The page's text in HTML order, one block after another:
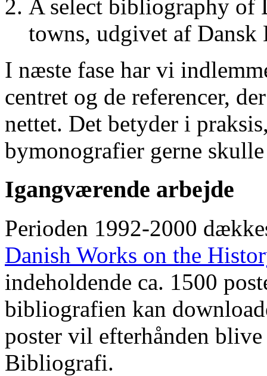
A select bibliography of
towns, udgivet af
I næste fase har vi
centret og de referencer,
nettet. Det betyder i
bymonografier gerne
Igangværende arbejde
Perioden 1992-2000
Danish Works on the
indeholdende ca. 1500
bibliografien kan
poster vil efterhånden
Bibliografi.